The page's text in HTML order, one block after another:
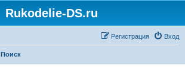
Rukodelie-DS.ru
Вход
Регистрация
Поиск